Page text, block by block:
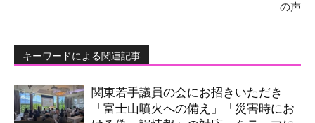
の声
キーワードによる関連記事
関東若手議員の会にお招きいただき
「富士山噴火への備え」「災害時にお